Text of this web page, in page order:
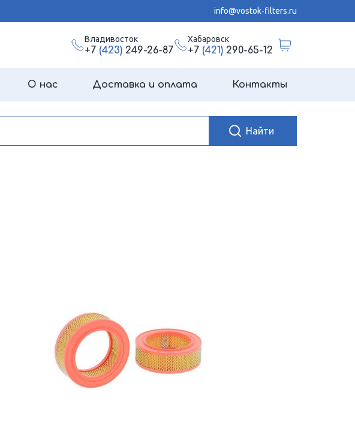
info@vostok-filters.ru
Владивосток
+7 (423)249-26-87
Хабаровск
+7 (421)290-65-12
О нас Доставка и оплата Контакты